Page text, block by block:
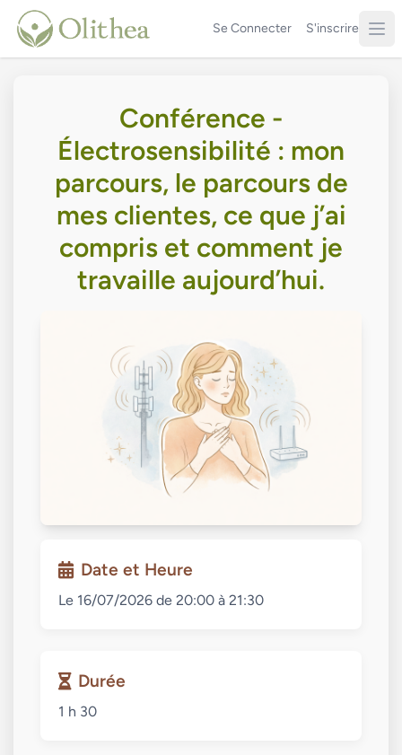
Se Connecter S'inscrire
Conférence -
Électrosensibilité : mon
parcours, le parcours de
mes clientes, ce que j’ai
compris et comment je
travaille aujourd’hui.
Date et Heure
Le 16/07/2026 de 20:00 à 21:30
Durée
1 h 30